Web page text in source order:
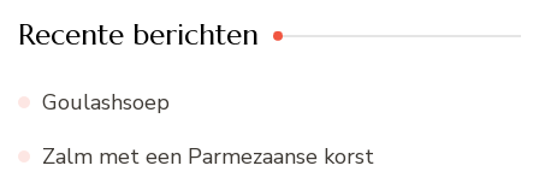
Recente berichten
Goulashsoep
Zalm met een Parmezaanse korst